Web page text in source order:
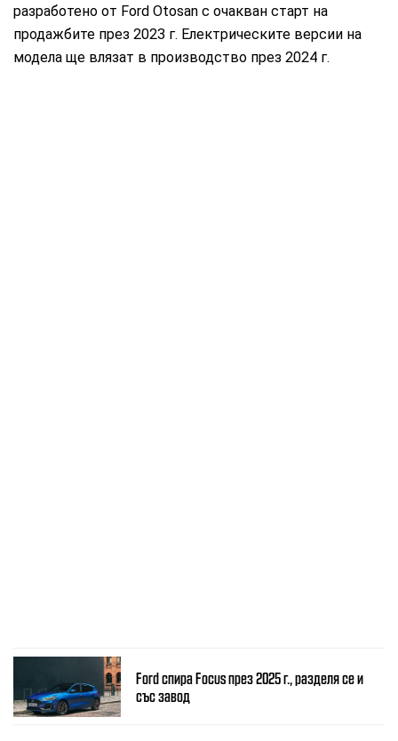
разработено от Ford Otosan с очакван старт на
продажбите през 2023 г. Електрическите версии на
модела ще влязат в производство през 2024 г.
Ford спира Focus през 2025 г., разделя се и
със завод